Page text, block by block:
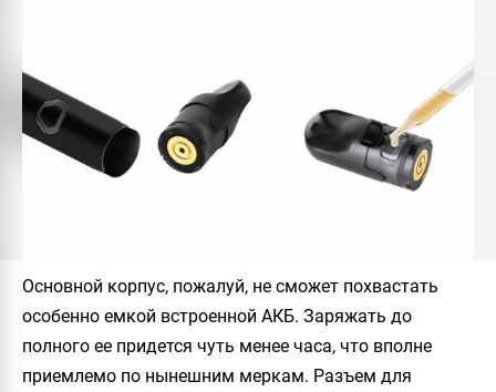
Основной корпус, пожалуй, не сможет похвастать
особенно емкой встроенной АКБ. Заряжать до
полного ее придется чуть менее часа, что вполне
приемлемо по нынешним меркам. Разъем для